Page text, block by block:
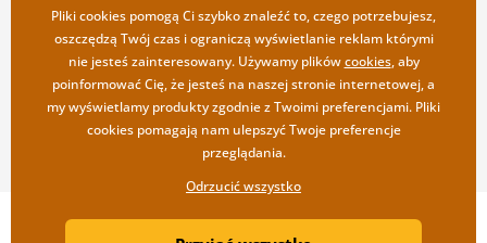
Prywatność
Opcje wysyłki i płatności
Zwrot towarów
Kontakt
Współpraca hurtowa
Copyright ©2019 © Dovido.pl.
Pliki cookies pomogą Ci szybko znaleźć to, czego potrzebujesz,
oszczędzą Twój czas i ograniczą wyświetlanie reklam którymi
nie jesteś zainteresowany. Używamy plikówcookies, aby
poinformować Cię, że jesteś na naszej stronie internetowej, a
my wyświetlamy produkty zgodnie z Twoimi preferencjami. Pliki
cookies pomagają nam ulepszyć Twoje preferencje
przeglądania.
Odrzucić wszystko